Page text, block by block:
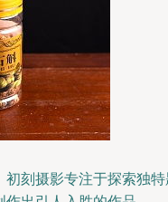
刻摄影专注于探索独